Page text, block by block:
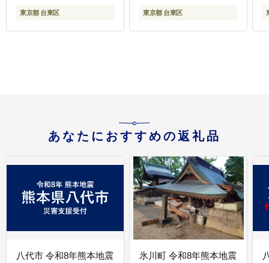
東京都 台東区 東京都 台東区
あなたにおすすめの返礼品
八代市 令和8年熊本地震
氷川町 令和8年熊本地震